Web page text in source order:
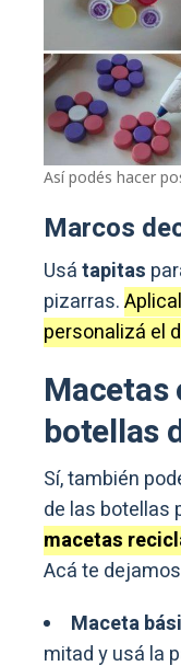
Así podés hacer
Marcos
Usátapitas
pizarras.
personalizá el
Macetas
botellas
Sí, también
de las botellas
macetas
Acá te
Maceta
mitad y usá la